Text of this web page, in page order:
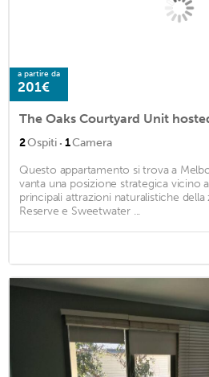
a partire da
201€
2Ospiti · 1Camera
Questo appartamento si trova a
vanta una posizione strategica vicino
principali attrazioni naturalistiche
Reserve e Sweetwater ...